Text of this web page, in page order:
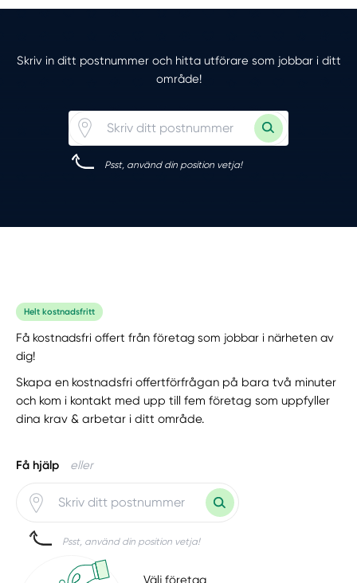
Skriv in ditt postnummer och hitta utförare som jobbar i ditt
område!
Psst, använd din position vetja!
Helt kostnadsfritt
Få kostnadsfri offert från företag som jobbar i närheten av
dig!
Skapa en kostnadsfri offertförfrågan på bara två minuter
och kom i kontakt med upp till fem företag som uppfyller
dina krav & arbetar i ditt område.
Få hjälp eller
Psst, använd din position vetja!
Välj företag